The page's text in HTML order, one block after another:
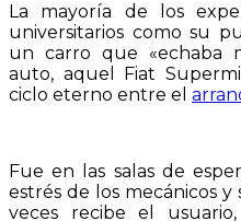
La mayoría de los
universitarios como su
un carro que «echaba
auto, aquel Fiat
ciclo eterno entre el
Fue en las salas de
estrés de los mecánicos
veces recibe el